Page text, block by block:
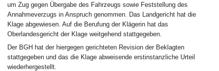
um Zug gegen Übergabe des Fahrzeugs sowie Feststellung des
Annahmeverzugs in Anspruch genommen. Das Landgericht hat die
Klage abgewiesen. Auf die Berufung der Klägerin hat das
Oberlandesgericht der Klage weitgehend stattgegeben.
Der BGH hat der hiergegen gerichteten Revision der Beklagten
stattgegeben und das die Klage abweisende erstinstanzliche Urteil
wiederhergestellt.